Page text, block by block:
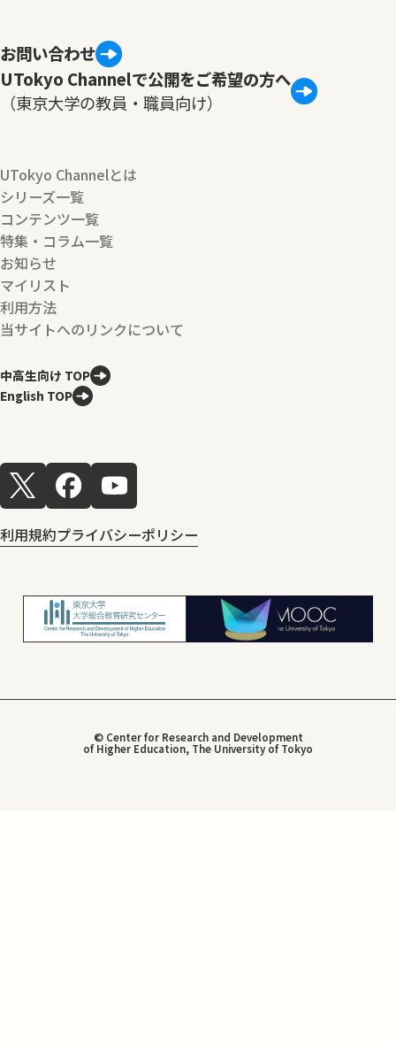
お問い合わせ
UTokyo Channelで公開をご希望の方へ
（東京大学の教員・職員向け）
UTokyo Channelとは
シリーズ一覧
コンテンツ一覧
特集・コラム一覧
お知らせ
マイリスト
利用方法
当サイトへのリンクについて
中高生向け TOP
English TOP
利用規約プライバシーポリシー
© Center for Research and Development
of Higher Education, The University of Tokyo